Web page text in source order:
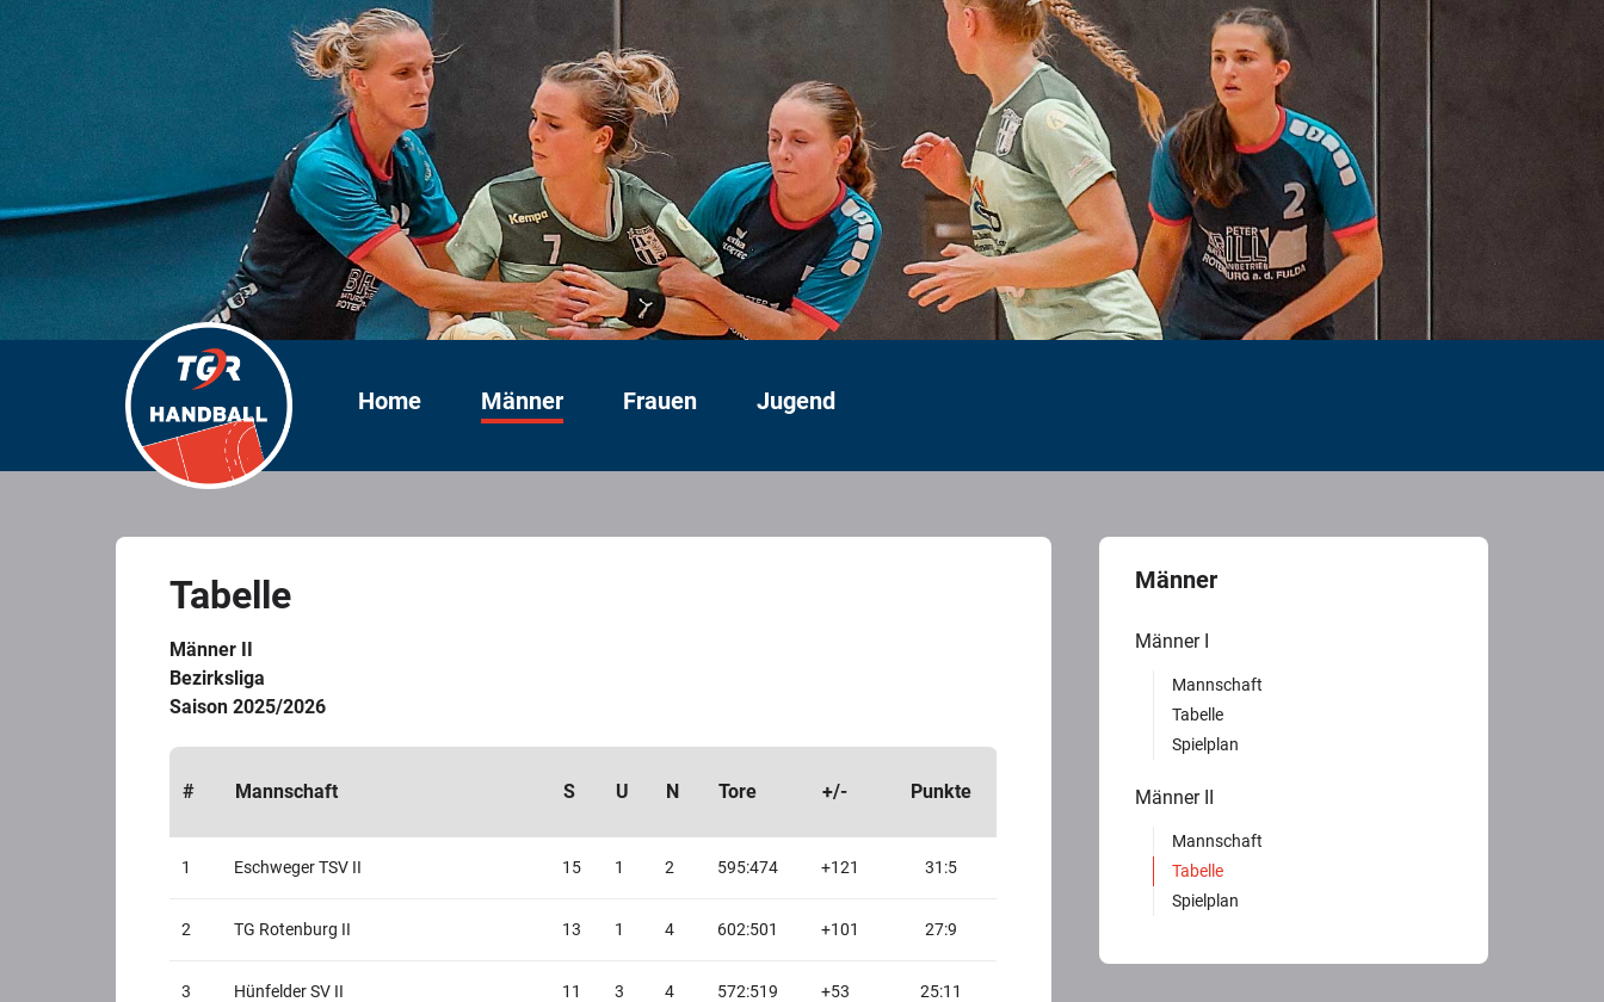
Home Männer Frauen Jugend
Tabelle
Männer II
Bezirksliga
Saison 2025/2026
# Mannschaft S U N Tore +/- Punkte
1 Eschweger TSV II 15 1 2 595:474 +121 31:5
2 TG Rotenburg II 13 1 4 602:501 +101 27:9
3 Hünfelder SV II 11 3 4 572:519 +53 25:11
Männer
Männer I
Mannschaft
Tabelle
Spielplan
Männer II
Mannschaft
Tabelle
Spielplan